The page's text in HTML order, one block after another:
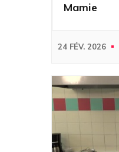
Mamie
24 FÉV. 2026